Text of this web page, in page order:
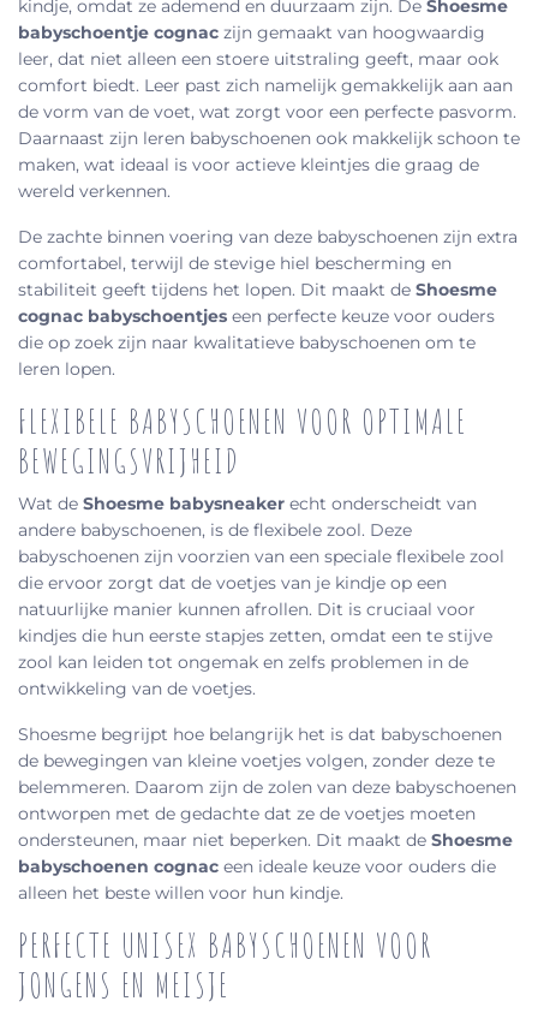
kindje, omdat ze ademend en duurzaam zijn. De Shoesme
babyschoentje cognac zijn gemaakt van hoogwaardig
leer, dat niet alleen een stoere uitstraling geeft, maar ook
comfort biedt. Leer past zich namelijk gemakkelijk aan aan
de vorm van de voet, wat zorgt voor een perfecte pasvorm.
Daarnaast zijn leren babyschoenen ook makkelijk schoon te
maken, wat ideaal is voor actieve kleintjes die graag de
wereld verkennen.
De zachte binnen voering van deze babyschoenen zijn extra
comfortabel, terwijl de stevige hiel bescherming en
stabiliteit geeft tijdens het lopen. Dit maakt de Shoesme
cognac babyschoentjes een perfecte keuze voor ouders
die op zoek zijn naar kwalitatieve babyschoenen om te
leren lopen.
FLEXIBELE BABYSCHOENEN VOOR OPTIMALE
BEWEGINGSVRIJHEID
Wat de Shoesme babysneaker echt onderscheidt van
andere babyschoenen, is de flexibele zool. Deze
babyschoenen zijn voorzien van een speciale flexibele zool
die ervoor zorgt dat de voetjes van je kindje op een
natuurlijke manier kunnen afrollen. Dit is cruciaal voor
kindjes die hun eerste stapjes zetten, omdat een te stijve
zool kan leiden tot ongemak en zelfs problemen in de
ontwikkeling van de voetjes.
Shoesme begrijpt hoe belangrijk het is dat babyschoenen
de bewegingen van kleine voetjes volgen, zonder deze te
belemmeren. Daarom zijn de zolen van deze babyschoenen
ontworpen met de gedachte dat ze de voetjes moeten
ondersteunen, maar niet beperken. Dit maakt de Shoesme
babyschoenen cognac een ideale keuze voor ouders die
alleen het beste willen voor hun kindje.
PERFECTE UNISEX BABYSCHOENEN VOOR
JONGENS EN MEISJE